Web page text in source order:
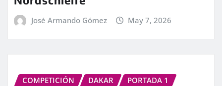
José Armando Gómez May 7, 2026
COMPETICIÓN DAKAR PORTADA 1